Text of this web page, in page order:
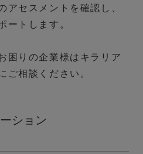
アセスメントを確認し、
ートします。
困りの企業様はキラリア
ご相談ください。
ション